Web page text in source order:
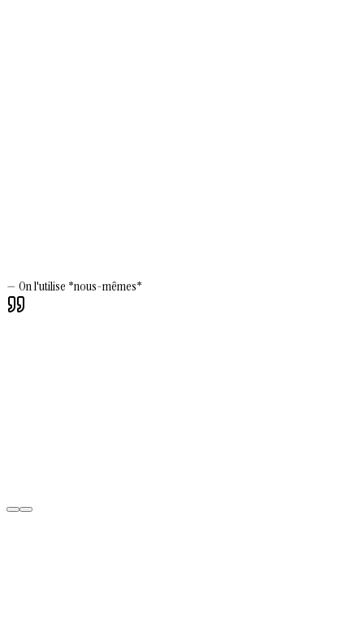
— On l'utilise *nous-mêmes*
Plan Enterprise